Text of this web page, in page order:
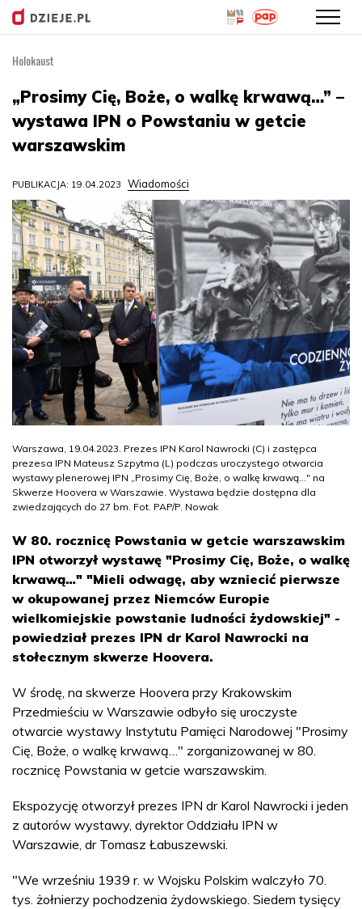
treści
Holokaust
„Prosimy Cię, Boże, o walkę krwawą…” –
wystawa IPN o Powstaniu w getcie
warszawskim
PUBLIKACJA: 19.04.2023 Wiadomości
Warszawa, 19.04.2023. Prezes IPN Karol Nawrocki (C) i zastępca
prezesa IPN Mateusz Szpytma (L) podczas uroczystego otwarcia
wystawy plenerowej IPN „Prosimy Cię, Boże, o walkę krwawą..." na
Skwerze Hoovera w Warszawie. Wystawa będzie dostępna dla
zwiedzających do 27 bm. Fot. PAP/P. Nowak
W 80. rocznicę Powstania w getcie warszawskim
IPN otworzył wystawę "Prosimy Cię, Boże, o walkę
krwawą…" "Mieli odwagę, aby wzniecić pierwsze
w okupowanej przez Niemców Europie
wielkomiejskie powstanie ludności żydowskiej" -
powiedział prezes IPN dr Karol Nawrocki na
stołecznym skwerze Hoovera.
W środę, na skwerze Hoovera przy Krakowskim
Przedmieściu w Warszawie odbyło się uroczyste
otwarcie wystawy Instytutu Pamięci Narodowej "Prosimy
Cię, Boże, o walkę krwawą…" zorganizowanej w 80.
rocznicę Powstania w getcie warszawskim.
Ekspozycję otworzył prezes IPN dr Karol Nawrocki i jeden
z autorów wystawy, dyrektor Oddziału IPN w
Warszawie, dr Tomasz Łabuszewski.
"We wrześniu 1939 r. w Wojsku Polskim walczyło 70.
tys. żołnierzy pochodzenia żydowskiego. Siedem tysięcy